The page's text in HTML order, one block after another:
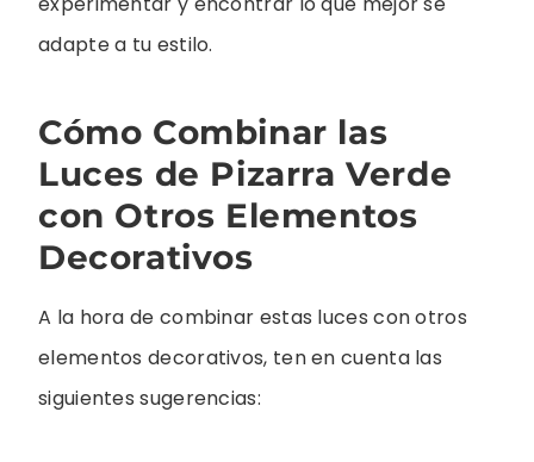
adapte a tu estilo.
Cómo Combinar las
Luces de Pizarra Verde
con Otros Elementos
Decorativos
A la hora de combinar estas luces con otros
elementos decorativos, ten en cuenta las
siguientes sugerencias: